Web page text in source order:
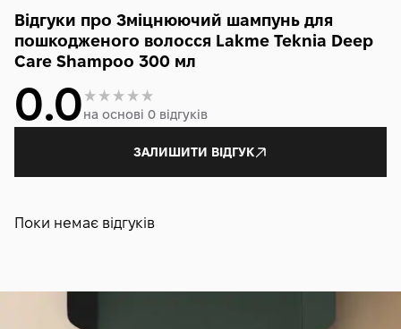
Відгуки про Зміцнюючий шампунь для
пошкодженого волосся Lakme Teknia Deep
Care Shampoo 300 мл
0.0на основі 0 відгуків
ЗАЛИШИТИ ВІДГУК
Поки немає відгуків